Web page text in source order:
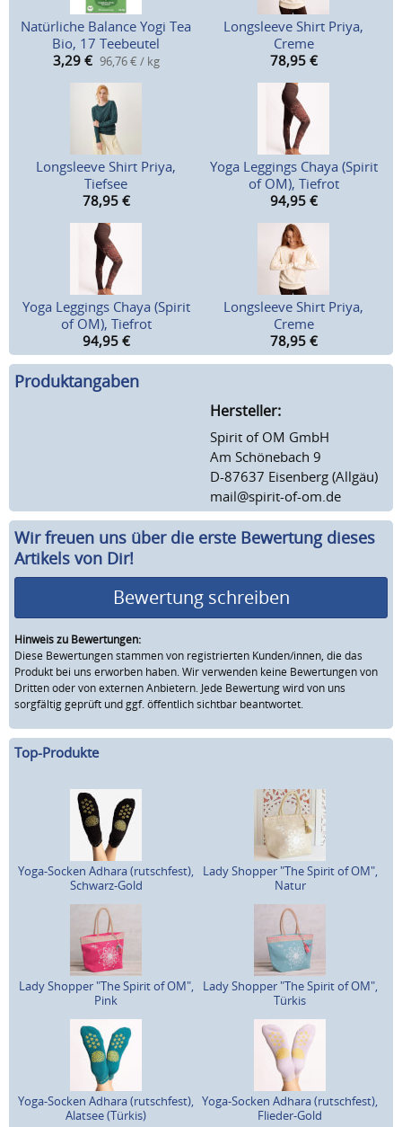
Natürliche Balance Yogi Tea
Bio, 17 Teebeutel
3,29 € 96,76 € / kg
Longsleeve Shirt Priya,
Creme
78,95 €
Longsleeve Shirt Priya,
Tiefsee
78,95 €
Yoga Leggings Chaya (Spirit
of OM), Tiefrot
94,95 €
Yoga Leggings Chaya (Spirit
of OM), Tiefrot
94,95 €
Longsleeve Shirt Priya,
Creme
78,95 €
Produktangaben
Hersteller:
Spirit of OM GmbH
Am Schönebach 9
D-87637 Eisenberg (Allgäu)
mail@spirit-of-om.de
Wir freuen uns über die erste Bewertung dieses
Artikels von Dir!
Bewertung schreiben
Hinweis zu Bewertungen:
Diese Bewertungen stammen von registrierten Kunden/innen, die das
Produkt bei uns erworben haben. Wir verwenden keine Bewertungen von
Dritten oder von externen Anbietern. Jede Bewertung wird von uns
sorgfältig geprüft und ggf. öffentlich sichtbar beantwortet.
Top-Produkte
Yoga-Socken Adhara (rutschfest),
Schwarz-Gold
Lady Shopper "The Spirit of OM",
Natur
Lady Shopper "The Spirit of OM",
Pink
Lady Shopper "The Spirit of OM",
Türkis
Yoga-Socken Adhara (rutschfest),
Alatsee (Türkis)
Yoga-Socken Adhara (rutschfest),
Flieder-Gold